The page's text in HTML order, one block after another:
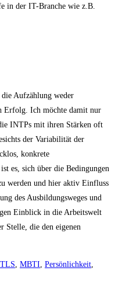
in der IT-Branche wie z.B.
Aufzählung weder
Erfolg. Ich möchte damit nur
INTPs mit ihren Stärken oft
der Variabilität der
konkrete
es, sich über die Bedingungen
werden und hier aktiv Einfluss
des Ausbildungsweges und
Einblick in die Arbeitswelt
Stelle, die den eigenen
, MBTI, Persönlichkeit,